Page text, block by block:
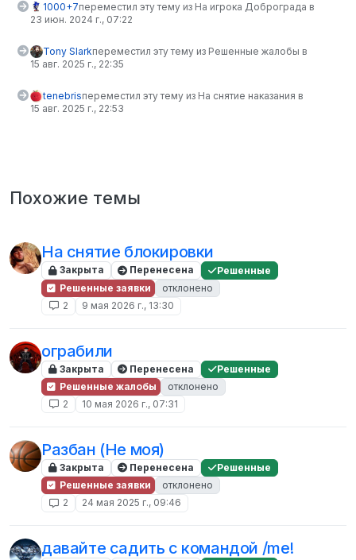
1000+7переместил эту тему из На игрока Доброграда в
23 июн. 2024 г., 07:22
Tony Slarkпереместил эту тему из Решенные жалобы в
15 авг. 2025 г., 22:35
tenebrisпереместил эту тему из На снятие наказания в
15 авг. 2025 г., 22:53
Похожие темы
На снятие блокировки
Закрыта Перенесена
Решенные
Решенные заявки
отклонено
2
9 мая 2026 г., 13:30
ограбили
Закрыта Перенесена
Решенные
Решенные жалобы
отклонено
2
10 мая 2026 г., 07:31
Разбан (Не моя)
Закрыта Перенесена
Решенные
Решенные заявки
отклонено
2
24 мая 2025 г., 09:46
давайте садить с командой /me!